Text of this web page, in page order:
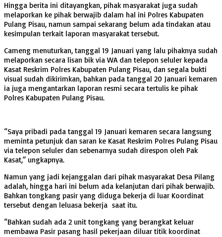
Hingga berita ini ditayangkan, pihak masyarakat juga sudah
melaporkan ke pihak berwajib dalam hal ini Polres Kabupaten
Pulang Pisau, namun sampai sekarang belum ada tindakan atau
kesimpulan terkait laporan masyarakat tersebut.
Cameng menuturkan, tanggal 19 Januari yang lalu pihaknya sudah
melaporkan secara lisan bik via WA dan telepon seluler kepada
Kasat Reskrim Polres Kabupaten Pulang Pisau, dan segala bukti
visual sudah dikirimkan, bahkan pada tanggal 20 Januari kemaren
ia juga mengantarkan laporan resmi secara tertulis ke pihak
Polres Kabupaten Pulang Pisau.
“Saya pribadi pada tanggal 19 Januari kemaren secara langsung
meminta petunjuk dan saran ke Kasat Reskrim Polres Pulang Pisau
via telepon seluler dan sebenarnya sudah direspon oleh Pak
Kasat,” ungkapnya.
Namun yang jadi kejanggalan dari pihak masyarakat Desa Pilang
adalah, hingga hari ini belum ada kelanjutan dari pihak berwajib.
Bahkan tongkang pasir yang diduga bekerja di luar Koordinat
tersebut dengan leluasa bekerja saat itu.
“Bahkan sudah ada 2 unit tongkang yang berangkat keluar
membawa Pasir pasang hasil pekerjaan diluar titik koordinat